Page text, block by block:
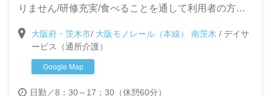
りません/研修充実/食べることを通して利用者の方の
したい方や、働く女性が働き易い会社です◎
大阪府・茨木市/ 大阪モノレール（本線） 南茨木 / デイサ
ービス（通所介護）
Google Map
日勤／8：30～17：30（休憩60分）